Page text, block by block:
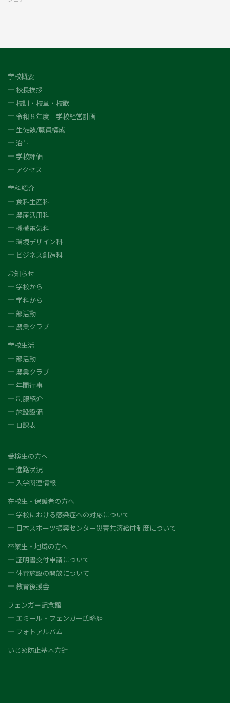
学校概要
校長挨拶
校訓・校章・校歌
令和８年度 学校経営計画
生徒数/職員構成
沿革
学校評価
アクセス
学科紹介
食料生産科
農産活用科
機械電気科
環境デザイン科
ビジネス創造科
お知らせ
学校から
学科から
部活動
農業クラブ
学校生活
部活動
農業クラブ
年間行事
制服紹介
施設設備
日課表
受検生の方へ
進路状況
入学関連情報
在校生・保護者の方へ
学校における感染症への対応について
日本スポーツ振興センター災害共済給付制度について
卒業生・地域の方へ
証明書交付申請について
体育施設の開放について
教育後援会
フェンガー記念館
エミール・フェンガー氏略歴
フォトアルバム
いじめ防止基本方針